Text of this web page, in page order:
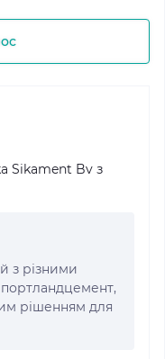
Sikament Bv з
з різними
рішенням для